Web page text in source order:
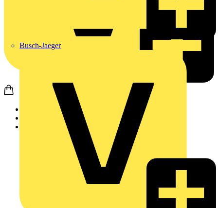
Busch-Jaeger